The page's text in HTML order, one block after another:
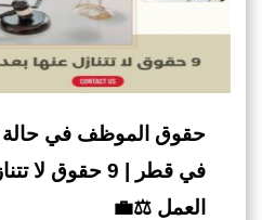
حقوق الموظف في حالة
في قطر | 9 حقوق
العمل ⚖️💼